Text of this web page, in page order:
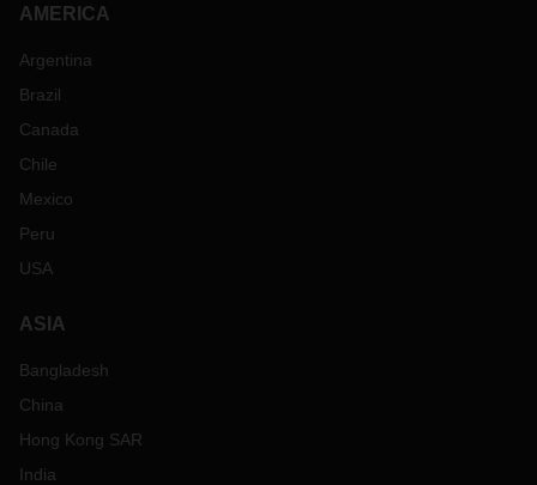
AMERICA
Argentina
Brazil
Canada
Chile
Mexico
Peru
USA
ASIA
Bangladesh
China
Hong Kong SAR
India